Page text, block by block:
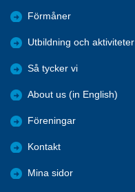
Förmåner
Utbildning och aktiviteter
Så tycker vi
About us (in English)
Föreningar
Kontakt
Mina sidor